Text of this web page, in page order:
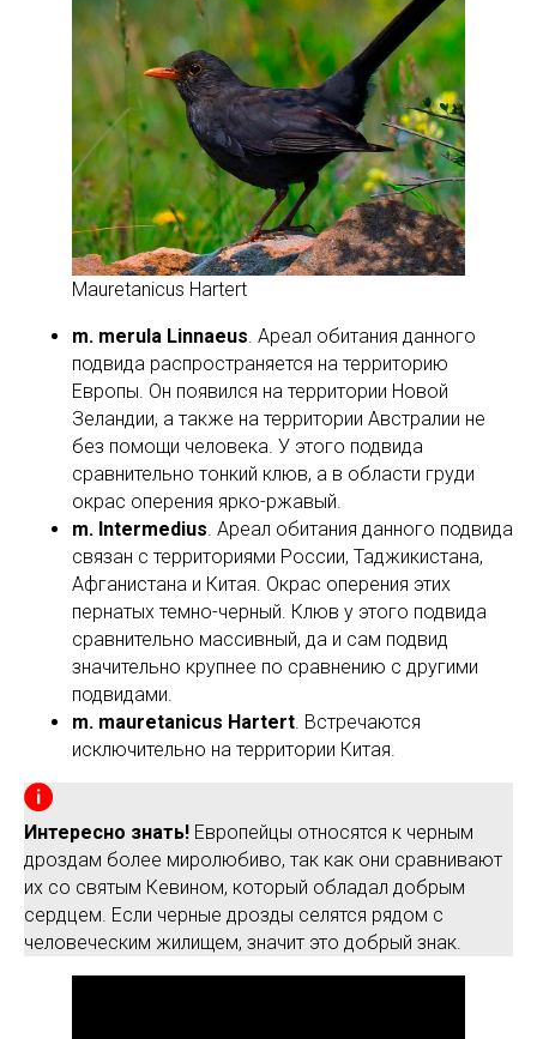
Mauretanicus Hartert
m. merula Linnaeus. Ареал обитания данного
подвида распространяется на территорию
Европы. Он появился на территории Новой
Зеландии, а также на территории Австралии не
без помощи человека. У этого подвида
сравнительно тонкий клюв, а в области груди
окрас оперения ярко-ржавый.
m. Intermedius. Ареал обитания данного подвида
связан с территориями России, Таджикистана,
Афганистана и Китая. Окрас оперения этих
пернатых темно-черный. Клюв у этого подвида
сравнительно массивный, да и сам подвид
значительно крупнее по сравнению с другими
подвидами.
m. mauretanicus Hartert. Встречаются
исключительно на территории Китая.
Интересно знать! Европейцы относятся к черным
дроздам более миролюбиво, так как они сравнивают
их со святым Кевином, который обладал добрым
сердцем. Если черные дрозды селятся рядом с
человеческим жилищем, значит это добрый знак.